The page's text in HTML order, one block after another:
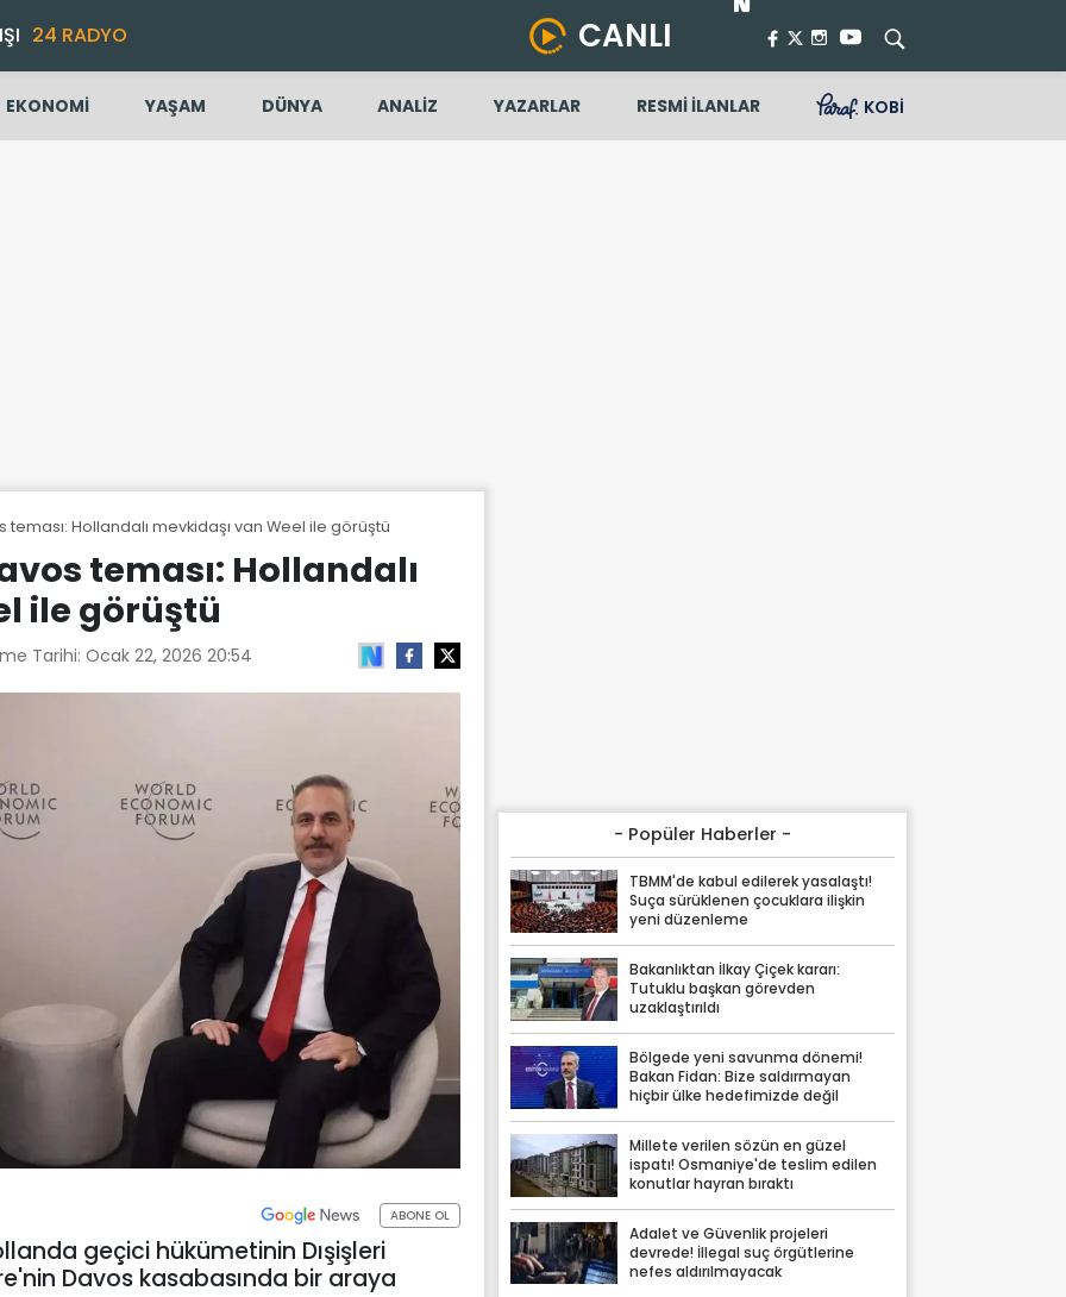
24 RADYO CANLI
EKONOMİ YAŞAM DÜNYA ANALİZ YAZARLAR RESMİ İLANLAR KOBİ
teması: Hollandalı mevkidaşı van Weel ile görüştü
teması: Hollandalı
ile görüştü
Tarihi: Ocak 22, 2026 20:54
ABONE OL
geçici hükümetinin Dışişleri
Davos kasabasında bir araya
- Popüler Haberler -
TBMM'de kabul edilerek yasalaştı!
Suça sürüklenen çocuklara ilişkin
yeni düzenleme
Bakanlıktan İlkay Çiçek kararı:
Tutuklu başkan görevden
uzaklaştırıldı
Bölgede yeni savunma dönemi!
Bakan Fidan: Bize saldırmayan
hiçbir ülke hedefimizde değil
Millete verilen sözün en güzel
ispatı! Osmaniye'de teslim edilen
konutlar hayran bıraktı
Adalet ve Güvenlik projeleri
devrede! İllegal suç örgütlerine
nefes aldırılmayacak